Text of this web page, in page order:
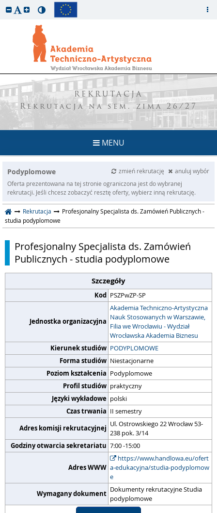
REKRUTACJA
Rekrutacja na sem. zima 26/27
MENU
Podyplomowe zmień rekrutację
anuluj wybór
Oferta prezentowana na tej stronie ograniczona jest do wybranej
rekrutacji. Jeśli chcesz zobaczyć resztę oferty, wybierz inną rekrutację.
Rekrutacja
Profesjonalny Specjalista ds. Zamówień Publicznych -
studia podyplomowe
Profesjonalny Specjalista ds. Zamówień
Publicznych - studia podyplomowe
Szczegóły
Kod PSZPwZP-SP
Jednostka organizacyjna
Akademia Techniczno-Artystyczna
Nauk Stosowanych w Warszawie,
Filia we Wrocławiu - Wydział
Wrocławska Akademia Biznesu
Kierunek studiów PODYPLOMOWE
Forma studiów Niestacjonarne
Poziom kształcenia Podyplomowe
Profil studiów praktyczny
Języki wykładowe polski
Czas trwania II semestry
Adres komisji rekrutacyjnej Ul. Ostrowskiego 22 Wrocław 53-
238 pok. 3/14
Godziny otwarcia sekretariatu 7:00 -15:00
Adres WWW
https://www.handlowa.eu/ofert
a-edukacyjna/studia-podyplomow
e
Wymagany dokument Dokumenty rekrutacyjne Studia
podyplomowe